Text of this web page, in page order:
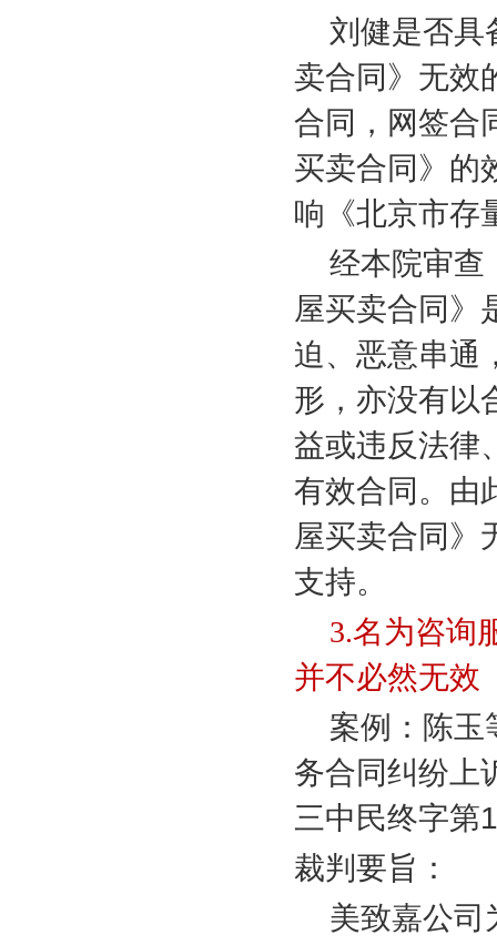
刘健是否具
卖合同》无效
合同，网签合
买卖合同》的
响《北京市存
经本院审查
屋买卖合同》
迫、恶意串通
形，亦没有以
益或违反法律
有效合同。由
屋买卖合同》
支持。
3.名为咨询
并不必然无效
案例：陈玉
务合同纠纷上
三中民终字第
裁判要旨：
美致嘉公司